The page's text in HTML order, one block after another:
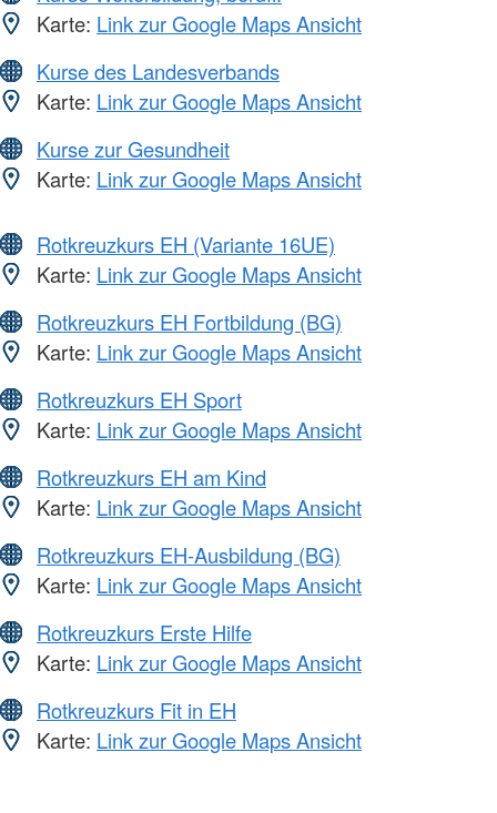
Karte: Link zur Google Maps Ansicht
Kurse des Landesverbands
Karte: Link zur Google Maps Ansicht
Kurse zur Gesundheit
Karte: Link zur Google Maps Ansicht
Rotkreuzkurs EH (Variante 16UE)
Karte: Link zur Google Maps Ansicht
Rotkreuzkurs EH Fortbildung (BG)
Karte: Link zur Google Maps Ansicht
Rotkreuzkurs EH Sport
Karte: Link zur Google Maps Ansicht
Rotkreuzkurs EH am Kind
Karte: Link zur Google Maps Ansicht
Rotkreuzkurs EH-Ausbildung (BG)
Karte: Link zur Google Maps Ansicht
Rotkreuzkurs Erste Hilfe
Karte: Link zur Google Maps Ansicht
Rotkreuzkurs Fit in EH
Karte: Link zur Google Maps Ansicht